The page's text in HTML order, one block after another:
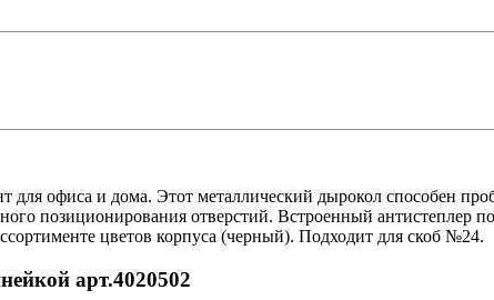
офиса и дома. Этот металлический дырокол способен
позиционирования отверстий. Встроенный антистеплер
цветов корпуса (черный). Подходит для скоб №24.
арт.4020502